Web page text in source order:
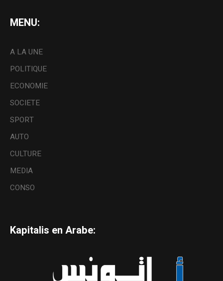
MENU:
A LA UNE
POLITIQUE
ECONOMIE
SOCIETE
SPORT
AUTO
CULTURE
MEDIA
CONSO
Kapitalis en Arabe: